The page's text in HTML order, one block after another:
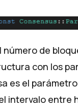
de
con los
es el parámetro
intervalo entre